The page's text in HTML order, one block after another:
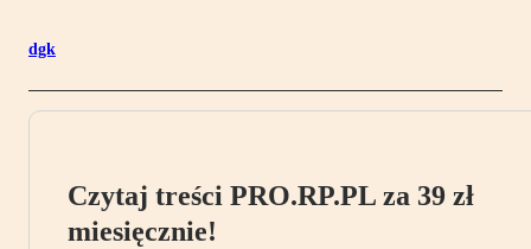
dgk
Czytaj treści PRO.RP.PL za 39 zł
miesięcznie!